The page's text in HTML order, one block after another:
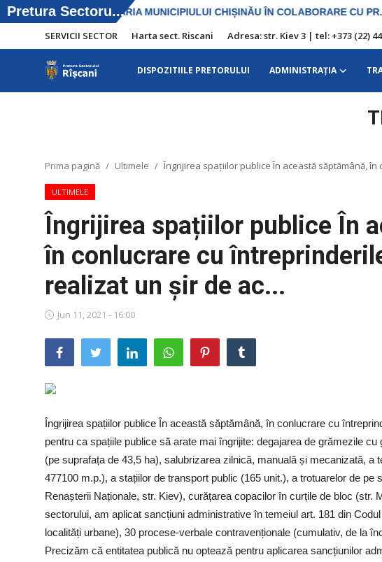
SERVICII SECTOR Harta sect. Riscani Adresa: str. Kiev 3 | tel: +373 (22)
DISPOZITIILE PRETORULUI ADMINISTRAŢIA
Adresa: str. Kiev 3 | tel: +373 (22) 44 10
98 | mail: pretura.riscani@gmail.com
ADMINISTRAŢIA
Transparența
Proiecte
SERVICII
Sectorul Rîșcani
Căutați pe Internet
Prima pagină Ultimele Îngrijirea spațiilor publice În această săptămână,
ULTIMELE
Îngrijirea spațiilor publice În
în conlucrare cu
realizat un șir de ac...
Jun 11, 2021 - 16:00
Îngrijirea spațiilor publice În această săptămână, în conlucrare cu
pentru ca spațiile publice să arate mai îngrijite: degajarea de grămezile
(pe suprafața de 43,5 ha), salubrizarea zilnică, manuală și mecanizată, a
477100 m.p.), a stațiilor de transport public (165 unit.), a trotuarelor de
Renașterii Naționale, str. Kiev), curățarea copacilor în curțile de bloc (str.
sectorului, am aplicat sancțiuni administrative în temeiul art. 181 din
localități urbane), 30 procese-verbale contravenționale (cumulativ, de la
Precizăm că entitatea publică nu optează pentru aplicarea sancțiunilor